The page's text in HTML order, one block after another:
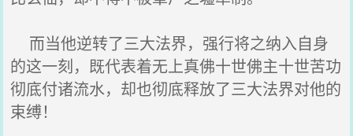
而当他逆转了三大法界，强行将之纳入自身
的这一刻，既代表着无上真佛十世佛主十世苦功
彻底付诸流水，却也彻底释放了三大法界对他的
束缚！